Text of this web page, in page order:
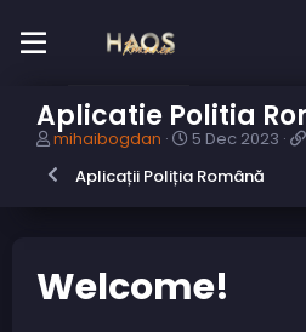
Aplicatie Politia
A
t
u
b
mihaibogdan
D
t
a
5 Dec 2023
Aplicații Poliția Română
Welcome!